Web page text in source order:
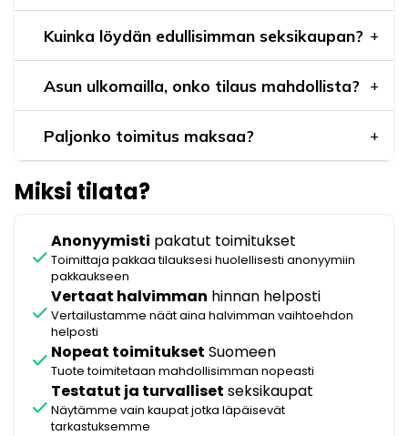
Kuinka löydän edullisimman seksikaupan?
Asun ulkomailla, onko tilaus mahdollista?
Paljonko toimitus maksaa?
Miksi tilata?
check
Anonyymisti pakatut toimitukset
Toimittaja pakkaa tilauksesi huolellisesti anonyymiin
pakkaukseen
check
Vertaat halvimman hinnan helposti
Vertailustamme näät aina halvimman vaihtoehdon
helposti
check Nopeat toimitukset Suomeen
Tuote toimitetaan mahdollisimman nopeasti
check
Testatut ja turvalliset seksikaupat
Näytämme vain kaupat jotka läpäisevät
tarkastuksemme